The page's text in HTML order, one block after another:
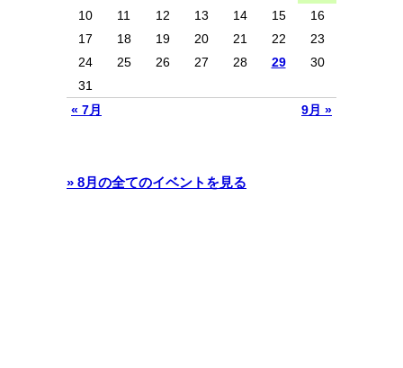
« 7月 9月 »
10
11 12 13 14 15
16
17
18 19 20 21 22
23
24
25 26 27 28 29
30
31
» 8月の全てのイベントを見る